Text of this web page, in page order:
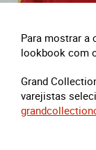
Para mostrar a
lookbook com
Grand
varejistas